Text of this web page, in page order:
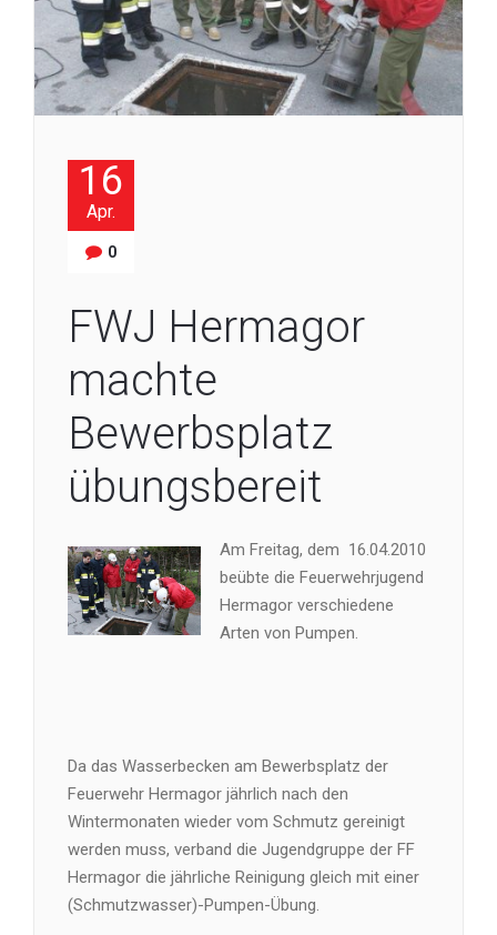
16
Apr.
0
FWJ Hermagor
machte
Bewerbsplatz
übungsbereit
Am Freitag, dem 16.04.2010
beübte die Feuerwehrjugend
Hermagor verschiedene
Arten von Pumpen.
Da das Wasserbecken am Bewerbsplatz der
Feuerwehr Hermagor jährlich nach den
Wintermonaten wieder vom Schmutz gereinigt
werden muss, verband die Jugendgruppe der FF
Hermagor die jährliche Reinigung gleich mit einer
(Schmutzwasser)-Pumpen-Übung.